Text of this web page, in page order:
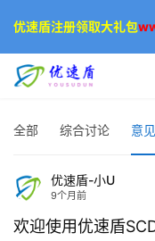
全部 综合讨论 意
优速盾-小U
9个月前
欢迎使用优速盾
优速盾注册领取大礼包